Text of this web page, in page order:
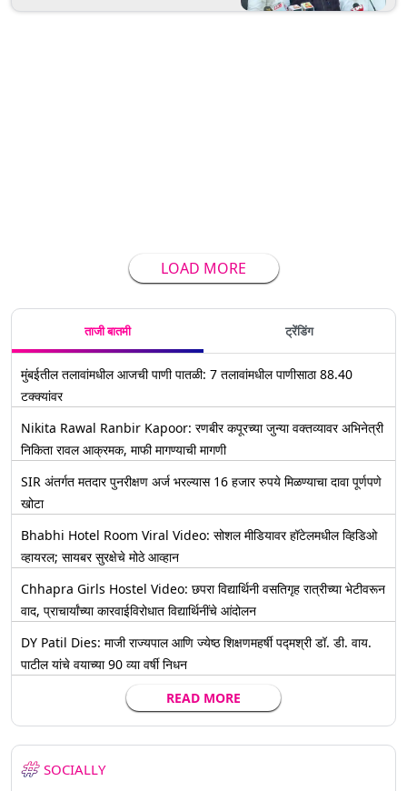
LOAD MORE
ताजी बातमी ट्रेंडिंग
मुंबईतील तलावांमधील आजची पाणी पातळी: 7 तलावांमधील पाणीसाठा 88.40
टक्क्यांवर
Nikita Rawal Ranbir Kapoor: रणबीर कपूरच्या जुन्या वक्तव्यावर अभिनेत्री
निकिता रावल आक्रमक, माफी मागण्याची मागणी
SIR अंतर्गत मतदार पुनरीक्षण अर्ज भरल्यास 16 हजार रुपये मिळण्याचा दावा पूर्णपणे
खोटा
Bhabhi Hotel Room Viral Video: सोशल मीडियावर हॉटेलमधील व्हिडिओ
व्हायरल; सायबर सुरक्षेचे मोठे आव्हान
Chhapra Girls Hostel Video: छपरा विद्यार्थिनी वसतिगृह रात्रीच्या भेटीवरून
वाद, प्राचार्यांच्या कारवाईविरोधात विद्यार्थिनींचे आंदोलन
DY Patil Dies: माजी राज्यपाल आणि ज्येष्ठ शिक्षणमहर्षी पद्मश्री डॉ. डी. वाय.
पाटील यांचे वयाच्या 90 व्या वर्षी निधन
READ MORE
SOCIALLY